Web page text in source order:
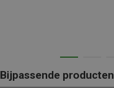
Bijpassende producten